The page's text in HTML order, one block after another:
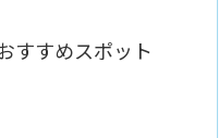
すすめスポット